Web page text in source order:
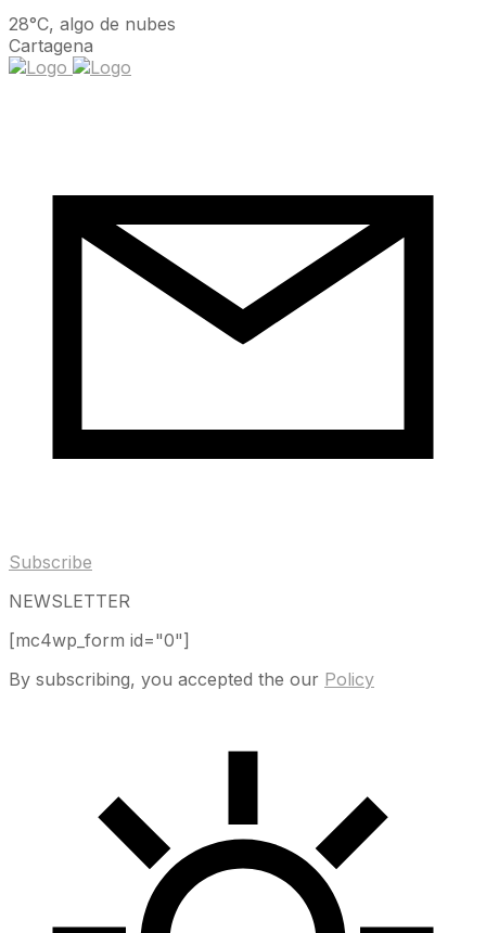
28°C, algo de nubes
Cartagena
Subscribe
NEWSLETTER
[mc4wp_form id="0"]
By subscribing, you accepted the our Policy